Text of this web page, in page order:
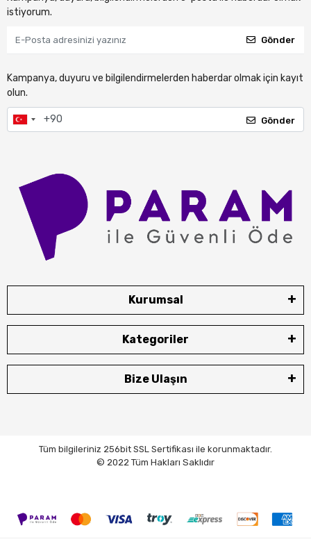
istiyorum.
Gönder
Kampanya, duyuru ve bilgilendirmelerden haberdar olmak için kayıt
olun.
Gönder
Kurumsal
Kategoriler
Bize Ulaşın
Tüm bilgileriniz 256bit SSL Sertifikası ile korunmaktadır.
© 2022 Tüm Hakları Saklıdır